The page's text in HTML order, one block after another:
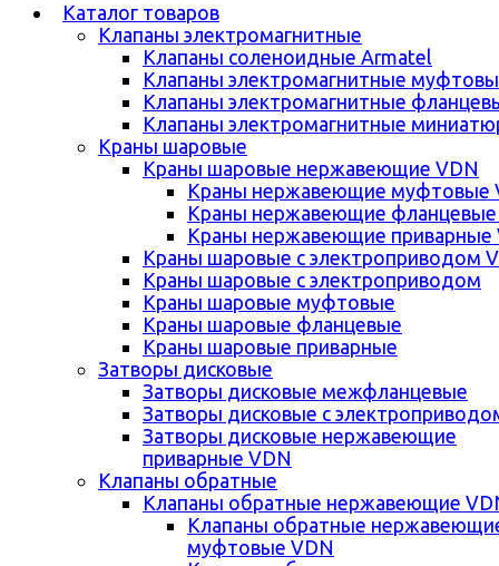
Каталог товаров
Клапаны электромагнитные
Клапаны соленоидные Armatel
Клапаны электромагнитные
Клапаны электромагнитные
Клапаны электромагнитные
Краны шаровые
Краны шаровые нержавеющие VDN
Краны нержавеющие муфтовые
Краны нержавеющие фланцевые
Краны нержавеющие приварные
Краны шаровые с электроприводом
Краны шаровые с электроприводом
Краны шаровые муфтовые
Краны шаровые фланцевые
Краны шаровые приварные
Затворы дисковые
Затворы дисковые межфланцевые
Затворы дисковые с
Затворы дисковые нержавеющие
приварные VDN
Клапаны обратные
Клапаны обратные нержавеющие
Клапаны обратные
муфтовые VDN